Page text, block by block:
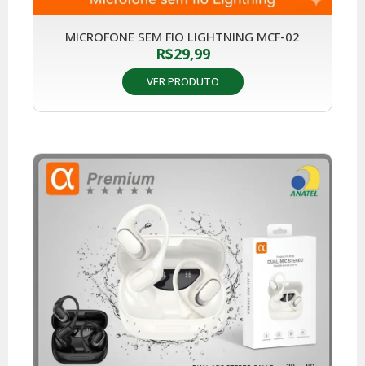
MICROFONE SEM FIO LIGHTNING MCF-02
R$29,99
VER PRODUTO